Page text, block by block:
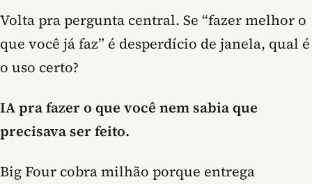
Volta pra pergunta central. Se “fazer melhor o
que você já faz” é desperdício de janela, qual é
o uso certo?
IA pra fazer o que você nem sabia que
precisava ser feito.
Big Four cobra milhão porque entrega